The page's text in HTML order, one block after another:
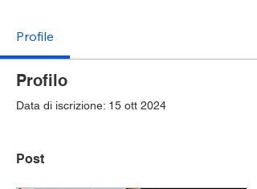
Profile
Profilo
Data di iscrizione: 15 ott 2024
Post